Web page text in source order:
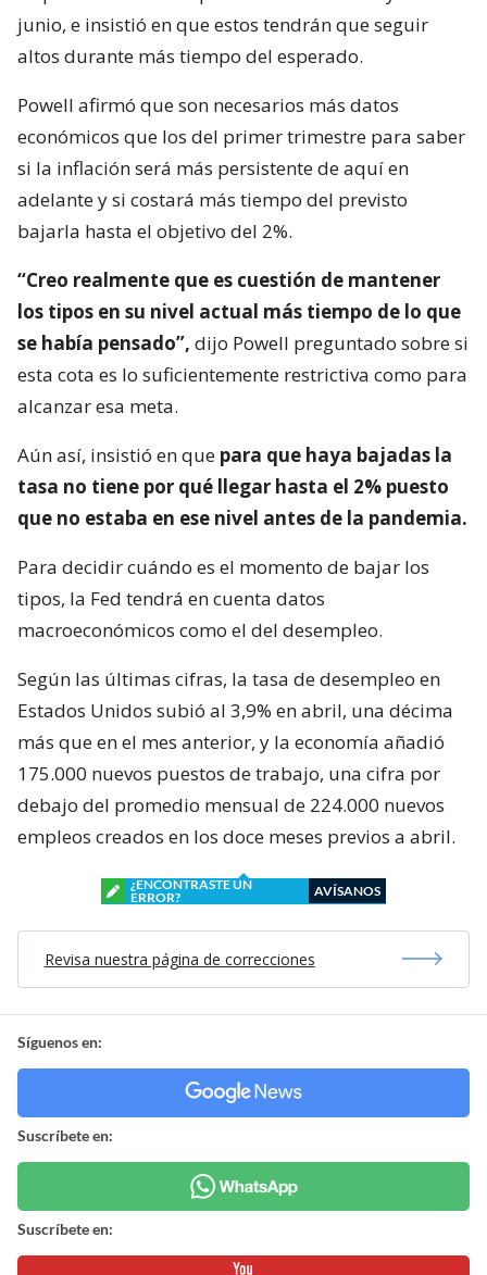
junio, e insistió en que estos tendrán que seguir
altos durante más tiempo del esperado.
Powell afirmó que son necesarios más datos
económicos que los del primer trimestre para saber
si la inflación será más persistente de aquí en
adelante y si costará más tiempo del previsto
bajarla hasta el objetivo del 2%.
“Creo realmente que es cuestión de mantener
los tipos en su nivel actual más tiempo de lo que
se había pensado”, dijo Powell preguntado sobre si
esta cota es lo suficientemente restrictiva como para
alcanzar esa meta.
Aún así, insistió en que para que haya bajadas la
tasa no tiene por qué llegar hasta el 2% puesto
que no estaba en ese nivel antes de la pandemia.
Para decidir cuándo es el momento de bajar los
tipos, la Fed tendrá en cuenta datos
macroeconómicos como el del desempleo.
Según las últimas cifras, la tasa de desempleo en
Estados Unidos subió al 3,9% en abril, una décima
más que en el mes anterior, y la economía añadió
175.000 nuevos puestos de trabajo, una cifra por
debajo del promedio mensual de 224.000 nuevos
empleos creados en los doce meses previos a abril.
¿ENCONTRASTE UN
ERROR?
AVÍSANOS
Revisa nuestra página de correcciones
Síguenos en:
Suscríbete en:
Suscríbete en: